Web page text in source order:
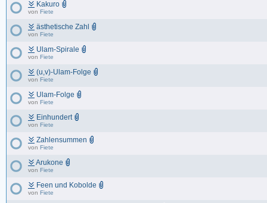
Kakuro
von Fiete
ästhetische Zahl
von Fiete
Ulam-Spirale
von Fiete
(u,v)-Ulam-Folge
von Fiete
Ulam-Folge
von Fiete
Einhundert
von Fiete
Zahlensummen
von Fiete
Arukone
von Fiete
Feen und Kobolde
von Fiete